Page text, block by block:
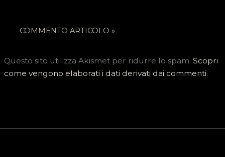
Questo sito utilizza Akismet per ridurre lo spam.Scopri
come vengono elaborati i dati derivati dai commenti.